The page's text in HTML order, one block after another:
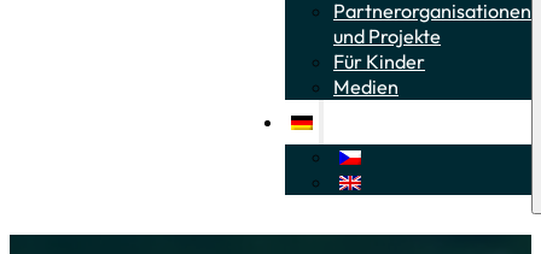
Partnerorganisationen
und Projekte
Für Kinder
Medien